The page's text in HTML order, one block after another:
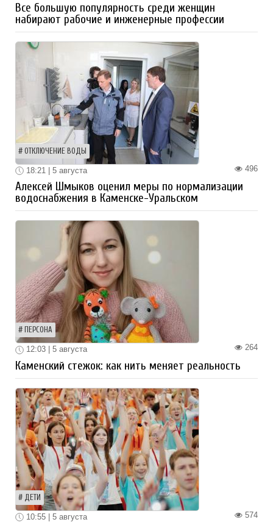
Все большую популярность среди женщин
набирают рабочие и инженерные профессии
ОТКЛЮЧЕНИЕ ВОДЫ
496
18:21 | 5 августа
Алексей Шмыков оценил меры по нормализации
водоснабжения в Каменске-Уральском
ПЕРСОНА
264
12:03 | 5 августа
Каменский стежок: как нить меняет реальность
ДЕТИ
574
10:55 | 5 августа